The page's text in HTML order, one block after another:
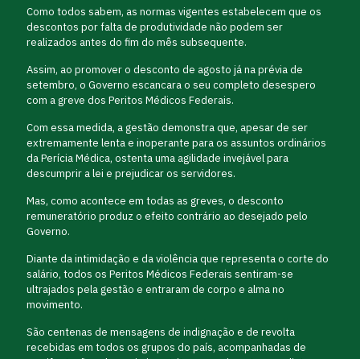
Como todos sabem, as normas vigentes estabelecem que os
descontos por falta de produtividade não podem ser
realizados antes do fim do mês subsequente.
Assim, ao promover o desconto de agosto já na prévia de
setembro, o Governo escancara o seu completo desespero
com a greve dos Peritos Médicos Federais.
Com essa medida, a gestão demonstra que, apesar de ser
extremamente lenta e inoperante para os assuntos ordinários
da Perícia Médica, ostenta uma agilidade invejável para
descumprir a lei e prejudicar os servidores.
Mas, como acontece em todas as greves, o desconto
remuneratório produz o efeito contrário ao desejado pelo
Governo.
Diante da intimidação e da violência que representa o corte do
salário, todos os Peritos Médicos Federais sentiram-se
ultrajados pela gestão e entraram de corpo e alma no
movimento.
São centenas de mensagens de indignação e de revolta
recebidas em todos os grupos do país, acompanhadas de